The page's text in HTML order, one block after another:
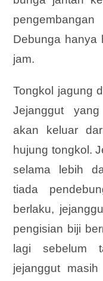
Debunga hanya
jam.
Tongkol jagung
Jejanggut
akan keluar
hujung tongkol.
selama lebih
tiada
berlaku,
pengisian biji
lagi sebelum
jejanggut